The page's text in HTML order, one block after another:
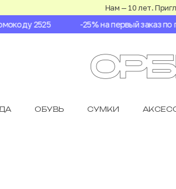
Нам — 10 лет.
2525 -25% на первый заказ по
ОБУВЬ СУМКИ